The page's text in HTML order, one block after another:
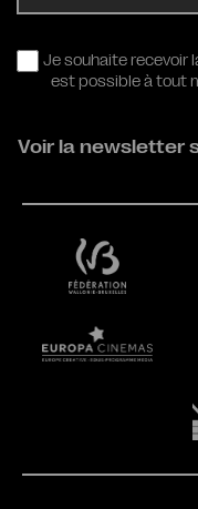
Je souhaite recevoir
est possible à tout
Voir la newsletter